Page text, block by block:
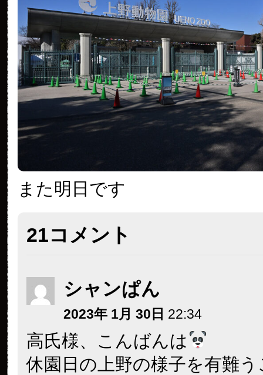
また明日です
21コメント
シャンぱん
2023年 1月 30日 22:34
高氏様、こんばんは
休園日の上野の様子を有難